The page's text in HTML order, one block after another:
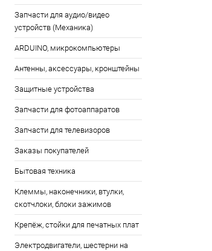
Запчасти для аудио/видео
устройств (Механика)
ARDUINO, микрокомпьютеры
Антенны, аксессуары, кронштейны
Защитные устройства
Запчасти для фотоаппаратов
Запчасти для телевизоров
Заказы покупателей
Бытовая техника
Клеммы, наконечники, втулки,
скотчлоки, блоки зажимов
Крепёж, стойки для печатных плат
Электродвигатели, шестерни на